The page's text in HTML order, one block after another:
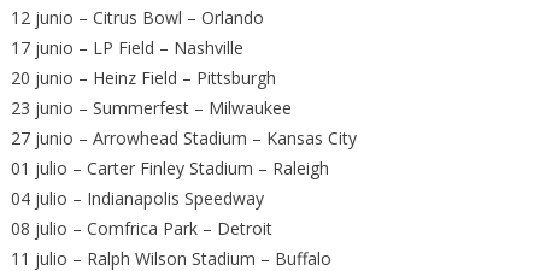
12 junio – Citrus Bowl – Orlando
17 junio – LP Field – Nashville
20 junio – Heinz Field – Pittsburgh
23 junio – Summerfest – Milwaukee
27 junio – Arrowhead Stadium – Kansas City
01 julio – Carter Finley Stadium – Raleigh
04 julio – Indianapolis Speedway
08 julio – Comfrica Park – Detroit
11 julio – Ralph Wilson Stadium – Buffalo